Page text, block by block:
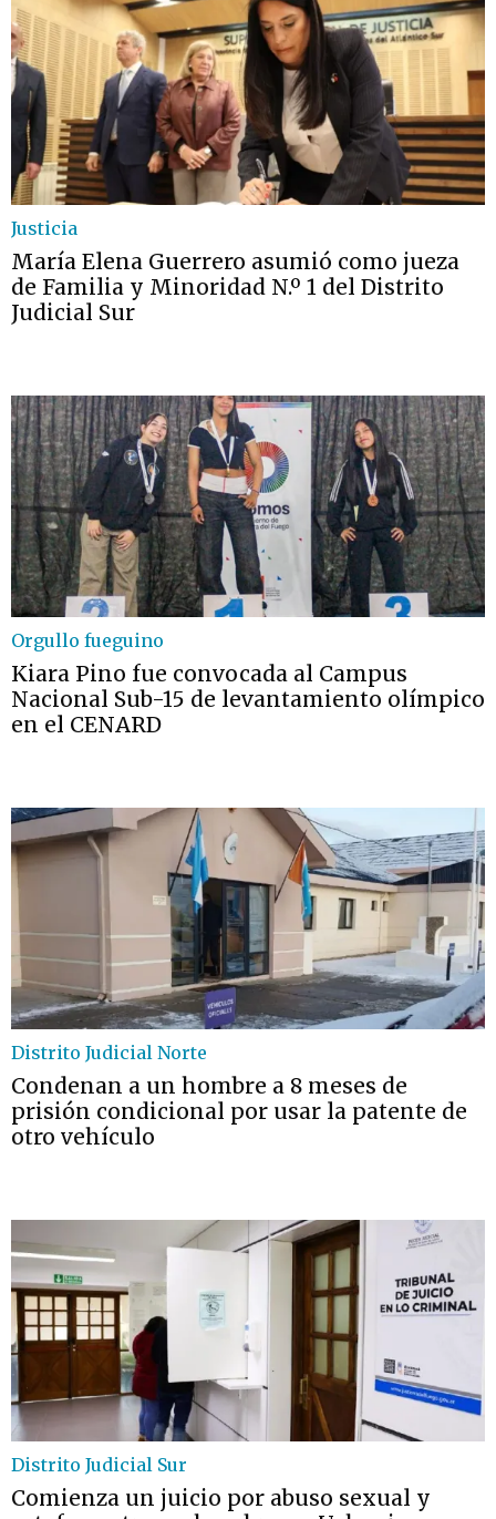
Justicia
María Elena Guerrero asumió como jueza
de Familia y Minoridad N.º 1 del Distrito
Judicial Sur
Orgullo fueguino
Kiara Pino fue convocada al Campus
Nacional Sub-15 de levantamiento olímpico
en el CENARD
Distrito Judicial Norte
Condenan a un hombre a 8 meses de
prisión condicional por usar la patente de
otro vehículo
Distrito Judicial Sur
Comienza un juicio por abuso sexual y